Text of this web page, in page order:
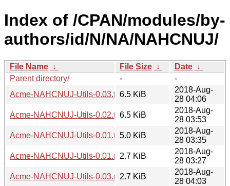
Index of /CPAN/modules/by-
authors/id/N/NA/NAHCNUJ/
File Name ↓ File Size ↓ Date ↓
Parent directory/
-
-
Acme-NAHCNUJ-Utils-0.03.tar.gz6.5 KiB
2018-Aug-
28 04:06
Acme-NAHCNUJ-Utils-0.02.tar.gz6.5 KiB
2018-Aug-
28 03:53
Acme-NAHCNUJ-Utils-0.01.tar.gz5.0 KiB
2018-Aug-
28 03:35
Acme-NAHCNUJ-Utils-0.01.readme
2.7 KiB
2018-Aug-
28 03:27
Acme-NAHCNUJ-Utils-0.03.readme
2.7 KiB
2018-Aug-
28 04:03